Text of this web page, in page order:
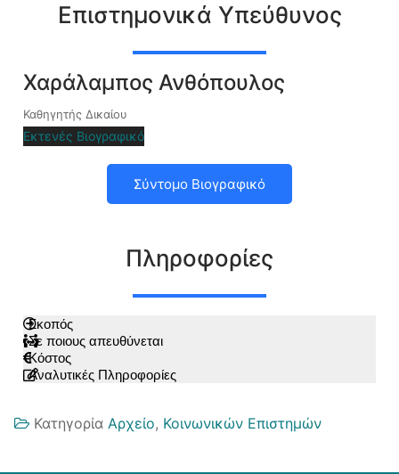
Επιστημονικά Υπεύθυνος
Χαράλαμπος Ανθόπουλος
Καθηγητής Δικαίου
Εκτενές Βιογραφικό
Σύντομο Βιογραφικό
Πληροφορίες
Σκοπός
Σε ποιους απευθύνεται
Κόστος
Αναλυτικές Πληροφορίες
Κατηγορία Αρχείο, Κοινωνικών Επιστημών